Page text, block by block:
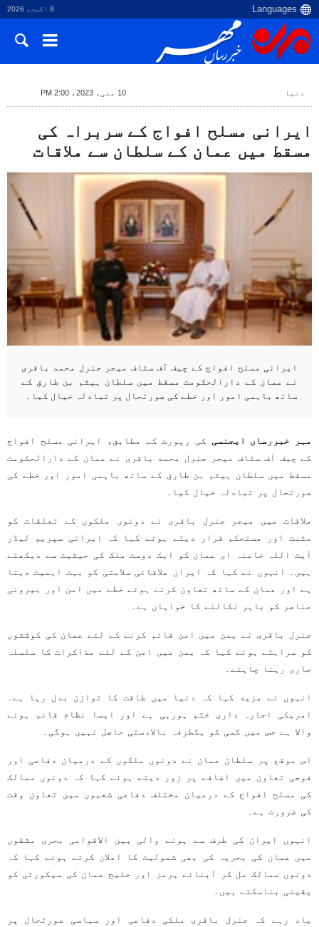
8 اگست، 2026
دنیا 10 مئی، 2023، 2:00 PM
ایرانی مسلح افواج کے سربراہ کی
مسقط میں عمان کے سلطان سے ملاقات
ایرانی مسلح افواج کے چیف آف سٹاف میجر جنرل محمد باقری
نے عمان کے دارالحکومت مسقط میں سلطان ہیثم بن طارق کے
ساتھ باہمی امور اور خطے کی صورتحال پر تبادلہ خیال کیا۔
مہر خبررساں ایجنسی
کی رپورٹ کے مطابق، ایرانی مسلح افواج
کے چیف آف سٹاف میجر جنرل محمد باقری نے عمان کے دارالحکومت
مسقط میں سلطان ہیثم بن طارق کے ساتھ باہمی امور اور خطے کی
صورتحال پر تبادلہ خیال کیا۔
ملاقات میں میجر جنرل باقری نے دونوں ملکوں کے تعلقات کو
مثبت اور مستحکم قرار دیتے ہوئے کہا کہ ایرانی سپریم لیڈر
آیت اللہ خامنہ ای عمان کو ایک دوست ملک کی حیثیت سے دیکھتے
ہیں۔ انہوں نے کہا کہ ایران علاقائی سلامتی کو بہت اہمیت دیتا
ہے اور عمان کے ساتھ تعاون کرتے ہوئے خطے میں امن اور بیرونی
عناصر کو باہر نکالنے کا خواہاں ہے۔
جنرل باقری نے یمن میں امن قائم کرنے کے لئے عمان کی کوششوں
کو سراہتے ہوئے کہا کہ یمن میں امن کے لئے مذاکرات کا سلسلہ
جاری رہنا چاہئے۔
انہوں نے مزید کہا کہ دنیا میں طاقت کا توازن بدل رہا ہے۔
امریکی اجارہ داری ختم ہورہی ہے اور ایسا نظام قائم ہونے
والا ہے جس میں کسی کو یکطرفہ بالادستی حاصل نہیں ہوگی۔
اس موقع پر سلطان عمان نے دونوں ملکوں کے درمیان دفاعی اور
فوجی تعاون میں اضافے پر زور دیتے ہوئے کہا کہ دونوں ممالک
کی مسلح افواج کے درمیان مختلف دفاعی شعبوں میں تعاون وقت
کی ضرورت ہے۔
انہوں ایران کی طرف سے ہونے والی بین الاقوامی بحری مشقوں
میں عمان کی بحریہ کی بھی شمولیت کا اعلان کرتے ہوئے کہا کہ
دونوں ممالک مل کر آبنائے ہرمز اور خلیج عمان کی سیکورٹی کو
یقینی بناسکتے ہیں۔
یاد رہے کہ جنرل باقری ملکی دفاعی اور سیاسی صورتحال پر